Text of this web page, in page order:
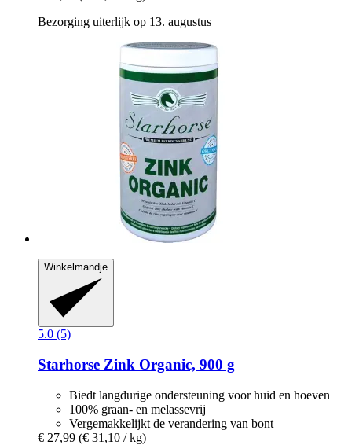
Bezorging uiterlijk op 13. augustus
Winkelmandje
5.0 (5)
Starhorse Zink Organic, 900 g
Biedt langdurige ondersteuning voor huid en hoeven
100% graan- en melassevrij
Vergemakkelijkt de verandering van bont
€ 27,99 (€ 31,10 / kg)